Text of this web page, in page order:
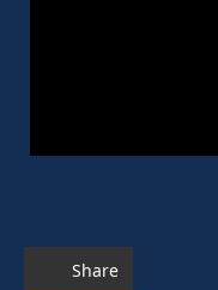
Share